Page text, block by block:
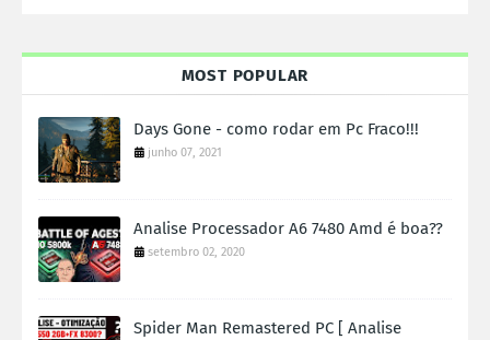
MOST POPULAR
Days Gone - como rodar em Pc Fraco!!!
junho 07, 2021
Analise Processador A6 7480 Amd é boa??
setembro 02, 2020
Spider Man Remastered PC [ Analise